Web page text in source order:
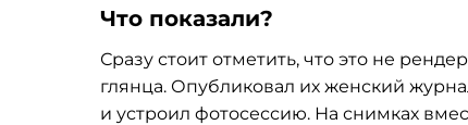
Что показали?
Сразу стоит отметить, что это не
глянца. Опубликовал их женский
и устроил фотосессию. На снимках